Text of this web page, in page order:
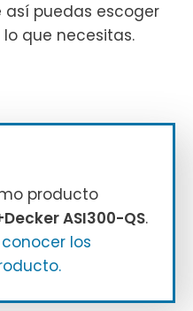
así puedas escoger
que necesitas.
producto
ASI300-QS.
los